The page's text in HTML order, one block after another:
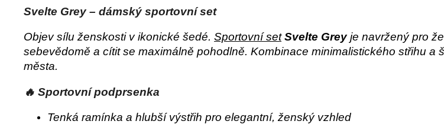
Svelte Grey – dámský sportovní set
Objev sílu ženskosti v ikonické šedé. Sportovní set Svelte Greyje navržený pro
sebevědomě a cítit se maximálně pohodlně. Kombinace minimalistického střihu
města.
🔥 Sportovní podprsenka
Tenká ramínka a hlubší výstřih pro elegantní, ženský vzhled